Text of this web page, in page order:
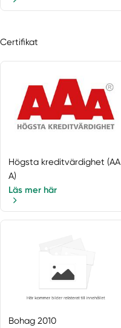
Certifikat
Högsta kreditvärdighet (AA
A)
Läs mer här
Bohag 2010